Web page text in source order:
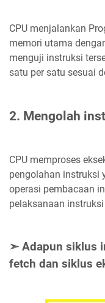
CPU menjalankan
memori utama
menguji instruksi
satu per satu sesuai
2. Mengolah
CPU memproses
pengolahan instruksi
operasi pembacaan
pelaksanaan
➣ Adapun siklus
fetch dan siklus